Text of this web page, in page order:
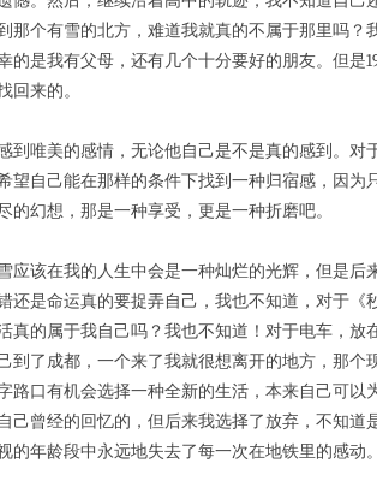
个有雪的北方，难道我就真的不属于那里吗？
是我有父母，还有几个十分要好的朋友。但是
来的。
唯美的感情，无论他自己是不是真的感到。对
自己能在那样的条件下找到一种归宿感，因为
幻想，那是一种享受，更是一种折磨吧。
该在我的人生中会是一种灿烂的光辉，但是后
是命运真的要捉弄自己，我也不知道，对于《
的属于我自己吗？我也不知道！对于电车，放
了成都，一个来了我就很想离开的地方，那个
口有机会选择一种全新的生活，本来自己可以
曾经的回忆的，但后来我选择了放弃，不知道
年龄段中永远地失去了每一次在地铁里的感动